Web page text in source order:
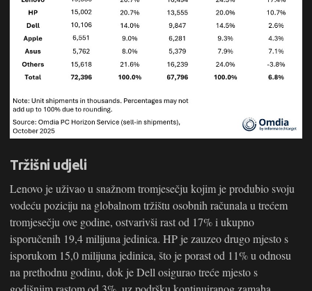
Tržišni udjeli
Lenovo je uživao u snažnom tromjesečju kojim je produbio svoju
vodeću poziciju na globalnom tržištu osobnih računala u trećem
tromjesečju ove godine, ostvarivši rast od 17% i ukupno
isporučenih 19,4 milijuna jedinica. HP je zauzeo drugo mjesto s
isporukom 15,0 milijuna jedinica, što je porast od 11% u odnosu
na prethodnu godinu, dok je Dell osigurao treće mjesto s